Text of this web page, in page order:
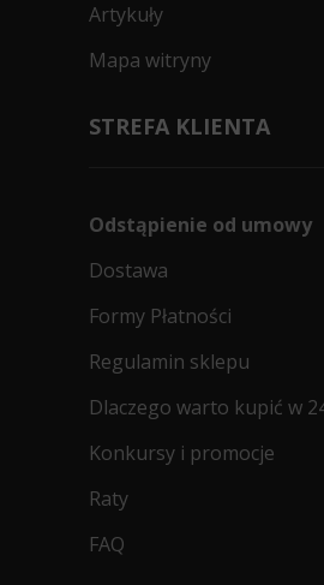
Artykuły
Mapa witryny
STREFA KLIENTA
Odstąpienie od umowy
Dostawa
Formy Płatności
Regulamin sklepu
Dlaczego warto kupić w
Konkursy i promocje
Raty
FAQ